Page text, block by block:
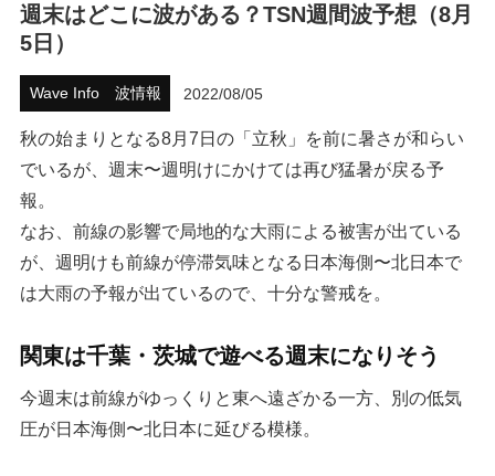
週末はどこに波がある？TSN週間波予想（8月
5日）
Wave Info 波情報 2022/08/05
秋の始まりとなる8月7日の「立秋」を前に暑さが和らい
でいるが、週末〜週明けにかけては再び猛暑が戻る予
報。
なお、前線の影響で局地的な大雨による被害が出ている
が、週明けも前線が停滞気味となる日本海側〜北日本で
は大雨の予報が出ているので、十分な警戒を。
関東は千葉・茨城で遊べる週末になりそう
今週末は前線がゆっくりと東へ遠ざかる一方、別の低気
圧が日本海側〜北日本に延びる模様。
ウェストジャパン
FOLLOW US ON